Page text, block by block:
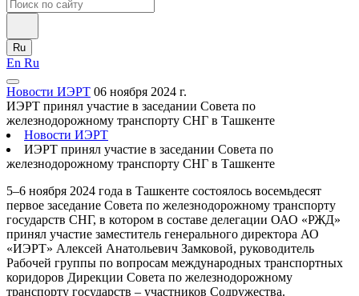
Ru
En Ru
Новости ИЭРТ 06 ноября 2024 г.
ИЭРТ принял участие в заседании Совета по
железнодорожному транспорту СНГ в Ташкенте
Новости ИЭРТ
ИЭРТ принял участие в заседании Совета по
железнодорожному транспорту СНГ в Ташкенте
5–6 ноября 2024 года в Ташкенте состоялось восемьдесят
первое заседание Совета по железнодорожному транспорту
государств СНГ, в котором в составе делегации ОАО «РЖД»
принял участие заместитель генерального директора АО
«ИЭРТ» Алексей Анатольевич Замковой, руководитель
Рабочей группы по вопросам международных транспортных
коридоров Дирекции Совета по железнодорожному
транспорту государств – участников Содружества.